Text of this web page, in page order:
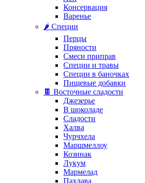
Консервация
Варенье
🌶️ Специи
Перцы
Пряности
Смеси приправ
Специи и травы
Специи в баночках
Пищевые добавки
🍫 Восточные сладости
Джезерье
В шоколаде
Сладости
Халва
Чурчхела
Маршмеллоу
Козинак
Лукум
Мармелад
Пахлава